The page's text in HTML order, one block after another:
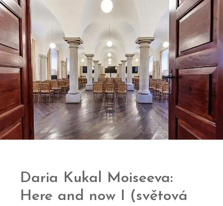
Daria Kukal Moiseeva:
Here and now I (světová